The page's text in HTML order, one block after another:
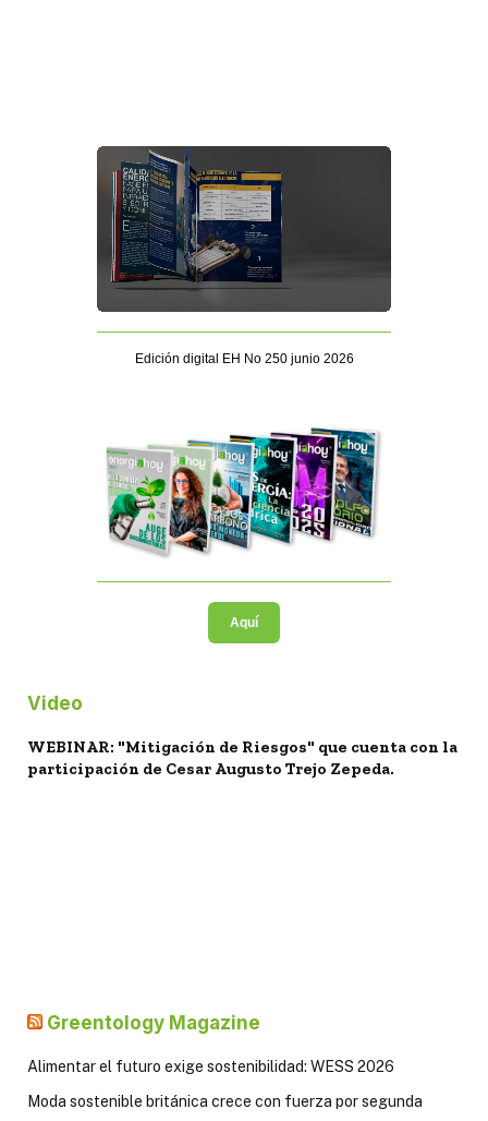
Edición digital EH No 250 junio 2026
Aquí
Video
WEBINAR: "Mitigación de Riesgos" que cuenta con la
participación de Cesar Augusto Trejo Zepeda.
Greentology Magazine
Alimentar el futuro exige sostenibilidad: WESS 2026
Moda sostenible británica crece con fuerza por segunda